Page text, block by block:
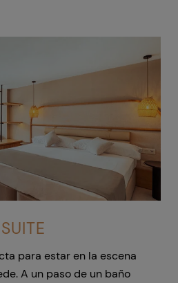
SUITE
para estar en la escena
A un paso de un baño